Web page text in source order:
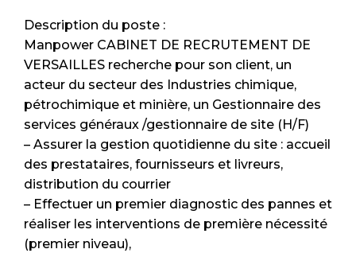
Description du poste :
Manpower CABINET DE RECRUTEMENT DE
VERSAILLES recherche pour son client, un
acteur du secteur des Industries chimique,
pétrochimique et minière, un Gestionnaire des
services généraux /gestionnaire de site (H/F)
– Assurer la gestion quotidienne du site : accueil
des prestataires, fournisseurs et livreurs,
distribution du courrier
– Effectuer un premier diagnostic des pannes et
réaliser les interventions de première nécessité
(premier niveau),